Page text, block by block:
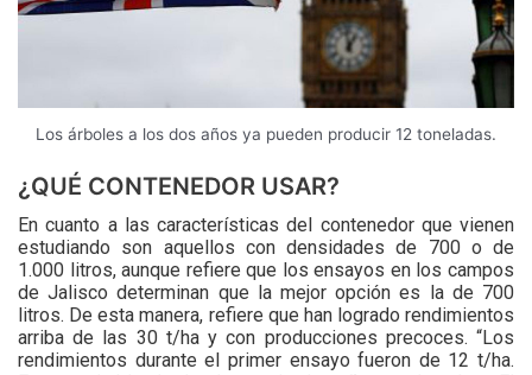
Los árboles a los dos años ya pueden producir 12 toneladas.
¿QUÉ CONTENEDOR USAR?
En cuanto a las características del contenedor que vienen
estudiando son aquellos con densidades de 700 o de
1.000 litros, aunque refiere que los ensayos en los campos
de Jalisco determinan que la mejor opción es la de 700
litros. De esta manera, refiere que han logrado rendimientos
arriba de las 30 t/ha y con producciones precoces. “Los
rendimientos durante el primer ensayo fueron de 12 t/ha.